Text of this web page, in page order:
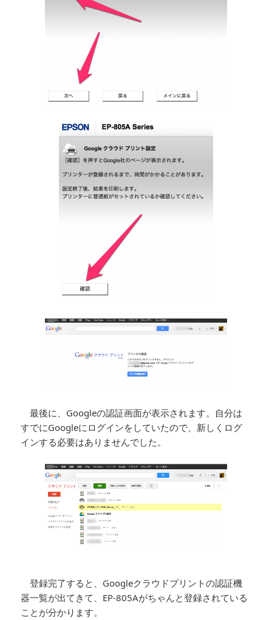
最後に、Googleの認証画面が表示されます。自分は
すでにGoogleにログインをしていたので、新しくログ
インする必要はありませんでした。
登録完了すると、Googleクラウドプリントの認証機
器一覧が出てきて、EP-805Aがちゃんと登録されている
ことが分かります。